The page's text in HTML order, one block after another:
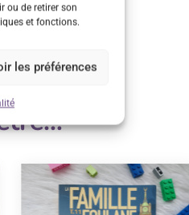
ou de retirer son
et fonctions.
les préférences